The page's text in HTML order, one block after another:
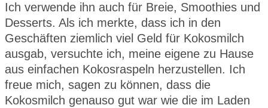
Ich verwende ihn auch für Breie, Smoothies und
Desserts. Als ich merkte, dass ich in den
Geschäften ziemlich viel Geld für Kokosmilch
ausgab, versuchte ich, meine eigene zu Hause
aus einfachen Kokosraspeln herzustellen. Ich
freue mich, sagen zu können, dass die
Kokosmilch genauso gut war wie die im Laden